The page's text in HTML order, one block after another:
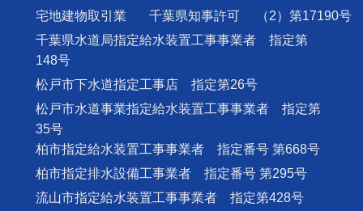
宅地建物取引業
千葉県知事許可
（2）第17190号
千葉県水道局指定給水装置工事事業者 指定第
148号
松戸市下水道指定工事店 指定第26号
松戸市水道事業指定給水装置工事事業者 指定第
35号
柏市指定給水装置工事事業者 指定番号 第668号
柏市指定排水設備工事業者 指定番号 第295号
流山市指定給水装置工事事業者 指定第428号